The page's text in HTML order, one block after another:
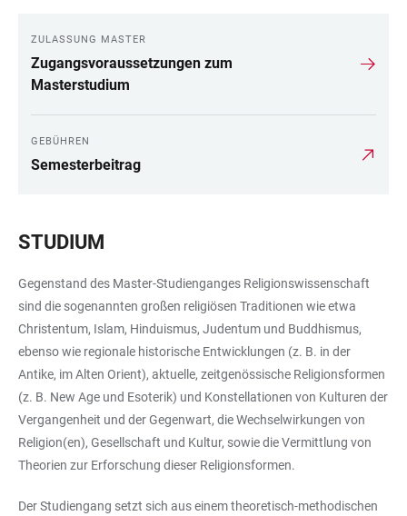
ZULASSUNG MASTER
Zugangsvoraussetzungen zum
Masterstudium
GEBÜHREN
Semesterbeitrag
STUDIUM
Gegenstand des Master-Studienganges Religionswissenschaft
sind die sogenannten großen religiösen Traditionen wie etwa
Christentum, Islam, Hinduismus, Judentum und Buddhismus,
ebenso wie regionale historische Entwicklungen (z. B. in der
Antike, im Alten Orient), aktuelle, zeitgenössische Religionsformen
(z. B. New Age und Esoterik) und Konstellationen von Kulturen der
Vergangenheit und der Gegenwart, die Wechselwirkungen von
Religion(en), Gesellschaft und Kultur, sowie die Vermittlung von
Theorien zur Erforschung dieser Religionsformen.
Der Studiengang setzt sich aus einem theoretisch-methodischen